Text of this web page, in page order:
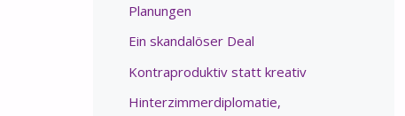
Planungen
Ein skandalöser Deal
Kontraproduktiv statt kreativ
Hinterzimmerdiplomatie,